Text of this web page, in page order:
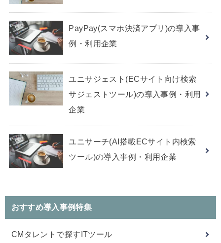
PayPay(スマホ決済アプリ)の導入事
例・利用企業
ユニサジェスト(ECサイト向け検索
サジェストツール)の導入事例・利用
企業
ユニサーチ(AI搭載ECサイト内検索
ツール)の導入事例・利用企業
おすすめ導入事例特集
CMタレントで探すITツール